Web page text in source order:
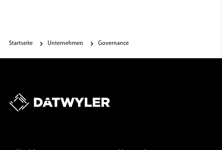
Startseite Unternehmen Governance